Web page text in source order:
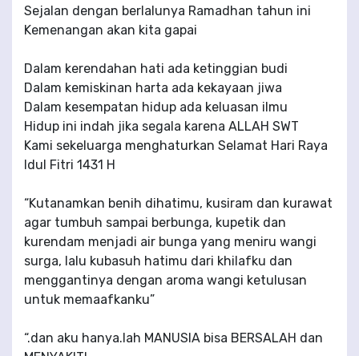
Sejalan dengan berlalunya Ramadhan tahun ini
Kemenangan akan kita gapai
Dalam kerendahan hati ada ketinggian budi
Dalam kemiskinan harta ada kekayaan jiwa
Dalam kesempatan hidup ada keluasan ilmu
Hidup ini indah jika segala karena ALLAH SWT
Kami sekeluarga menghaturkan Selamat Hari Raya
Idul Fitri 1431 H
“Kutanamkan benih dihatimu, kusiram dan kurawat
agar tumbuh sampai berbunga, kupetik dan
kurendam menjadi air bunga yang meniru wangi
surga, lalu kubasuh hatimu dari khilafku dan
menggantinya dengan aroma wangi ketulusan
untuk memaafkanku”
“.dan aku hanya.lah MANUSIA bisa BERSALAH dan